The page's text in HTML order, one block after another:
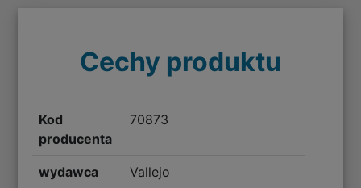
Cechy produktu
Kod
producenta
70873
wydawca Vallejo